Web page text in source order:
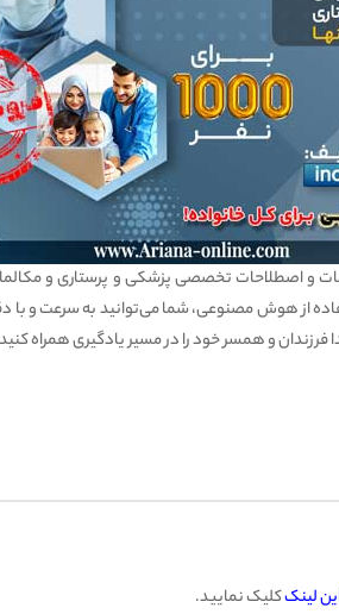
و اصطلاحات تخصصی پزشکی و پرستاری و
از هوش مصنوعی، شما می‌توانید به سرعت و با
فرزندان و همسر خود را در مسیر یادگیری همراه
لینککلیک نمایید.